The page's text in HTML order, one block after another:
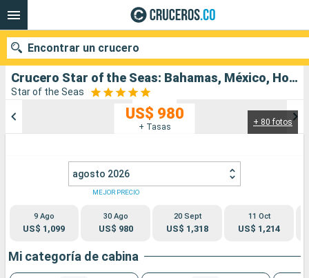
Crucero Star of the Seas: Bahamas, México, Honduras, Estados Unidos salida desde Puerto Canaveral
Star of the Seas
+ 80 fotos
US$ 980
+ Tasas
agosto 2026
9 Ago
US$ 1,099
MEJOR PRECIO
30 Ago
US$ 980
20 Sept
US$ 1,318
11 Oct
US$ 1,214
Mi categoría de cabina
Encontrar un crucero
Compañías
Buscar